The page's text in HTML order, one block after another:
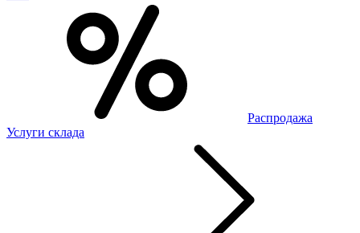
Распродажа
Услуги склада